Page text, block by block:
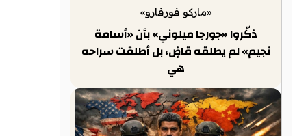
«ماركو فورفارو»
ذكّروا «جورجا ميلوني» بأن «أسامة
نجيم» لم يطلقه قاضٍ، بل أطلقت سراحه
هي